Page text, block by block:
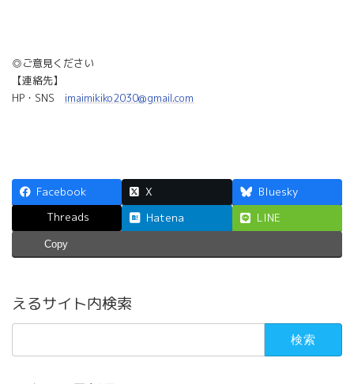
◎ご意見ください
【連絡先】
HP・SNS imaimikiko2030@gmail.com
Facebook X
Bluesky
Threads
Hatena LINE
Copy
えるサイト内検索